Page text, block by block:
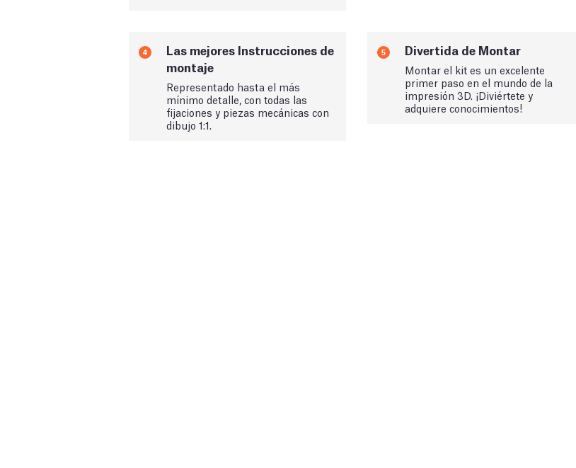
4
Las mejores Instrucciones de
montaje
Representado hasta el más
mínimo detalle, con todas las
fijaciones y piezas mecánicas con
dibujo 1:1.
5 Divertida de Montar
Montar el kit es un excelente
primer paso en el mundo de la
impresión 3D. ¡Diviértete y
adquiere conocimientos!